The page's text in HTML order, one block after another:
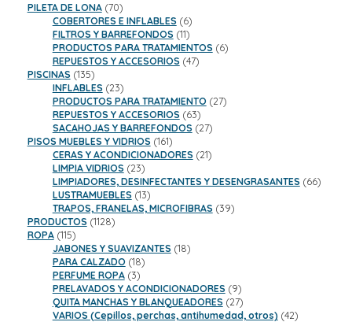
PILETA DE LONA 7070
productos
COBERTORES E INFLABLES 66
productos
FILTROS Y BARREFONDOS 1111
productos
PRODUCTOS PARA TRATAMIENTOS 66
REPUESTOS Y ACCESORIOS 4747
PISCINAS 135135
productos
INFLABLES 2323
productos
PRODUCTOS PARA TRATAMIENTO 2727
REPUESTOS Y ACCESORIOS 6363
productos
SACAHOJAS Y BARREFONDOS 2727
PISOS MUEBLES Y VIDRIOS 161161
productos
CERAS Y ACONDICIONADORES 2121
LIMPIA VIDRIOS 2323
productos
LIMPIADORES, DESINFECTANTES Y DESENGRASANTES 6666
LUSTRAMUEBLES 1313
productos
TRAPOS, FRANELAS, MICROFIBRAS 3939
PRODUCTOS 11281128
ROPA 115115
productos
JABONES Y SUAVIZANTES 1818
PARA CALZADO 1818
PERFUME ROPA 33
productos
PRELAVADOS Y ACONDICIONADORES 99
productos
QUITA MANCHAS Y BLANQUEADORES 2727
productos
VARIOS (Cepillos, perchas, antihumedad, otros) 4242